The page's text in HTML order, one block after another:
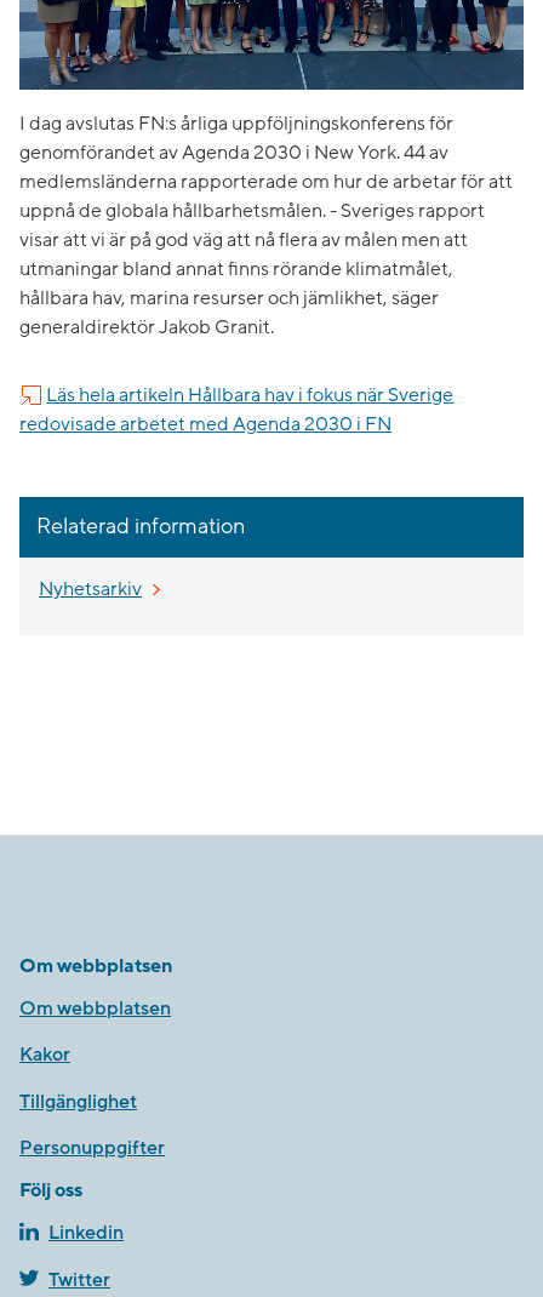
I dag avslutas FN:s årliga uppföljningskonferens för
genomförandet av Agenda 2030 i New York. 44 av
medlemsländerna rapporterade om hur de arbetar för att
uppnå de globala hållbarhetsmålen. - Sveriges rapport
visar att vi är på god väg att nå flera av målen men att
utmaningar bland annat finns rörande klimatmålet,
hållbara hav, marina resurser och jämlikhet, säger
generaldirektör Jakob Granit.
Läs hela artikeln Hållbara hav i fokus när Sverige
redovisade arbetet med Agenda 2030 i FN
Relaterad information
Nyhetsarkiv
Om webbplatsen
Om webbplatsen
Kakor
Tillgänglighet
Personuppgifter
Följ oss
Linkedin
Twitter